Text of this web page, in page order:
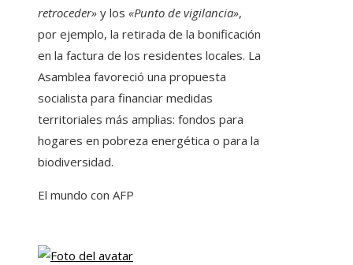
retroceder» y los «Punto de vigilancia»,
por ejemplo, la retirada de la bonificación
en la factura de los residentes locales. La
Asamblea favoreció una propuesta
socialista para financiar medidas
territoriales más amplias: fondos para
hogares en pobreza energética o para la
biodiversidad.
El mundo con AFP